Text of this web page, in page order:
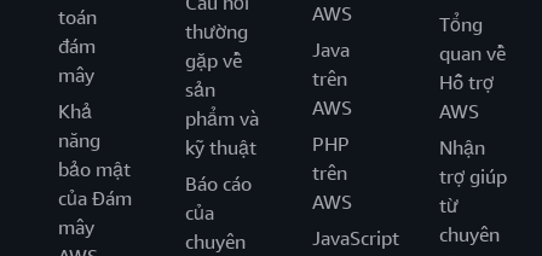
toán
đám
mây
Khả
năng
bảo mật
của Đám
mây
thường
gặp về
sản
phẩm và
kỹ thuật
Báo cáo
của
chuyên
AWS
Java
trên
AWS
PHP
trên
AWS
JavaScript
Tổng
quan về
Hỗ trợ
AWS
Nhận
trợ giúp
từ
chuyên